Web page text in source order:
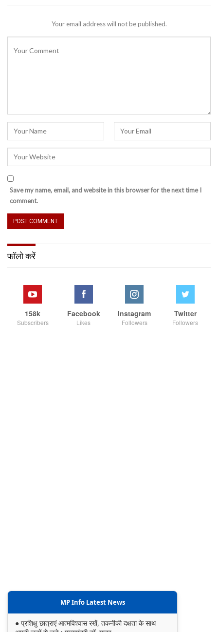
Your email address will not be published.
Save my name, email, and website in this browser for the next time I
comment.
फॉलो करें
158k
Subscribers
Facebook
Likes
Instagram
Followers
Twitter
Followers
MP Info Latest News
● प्रशिक्षु छात्राएं आत्मविश्वास रखें, तकनीकी दक्षता के साथ